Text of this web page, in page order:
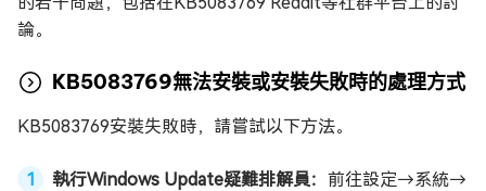
論。
KB5083769無法安裝或安裝失敗時的處理方式
KB5083769安裝失敗時，請嘗試以下方法。
執行Windows Update疑難排解員： 前往設定→系統→